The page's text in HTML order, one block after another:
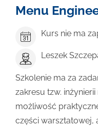
Menu
Szkolenie ma za
zakresu tzw.
możliwość
części warsztatowej,
Kurs nie ma
Leszek